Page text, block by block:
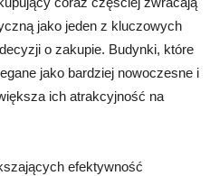
jako jeden z kluczowych
o zakupie. Budynki, które
jako bardziej nowoczesne i
ich atrakcyjność na
efektywność